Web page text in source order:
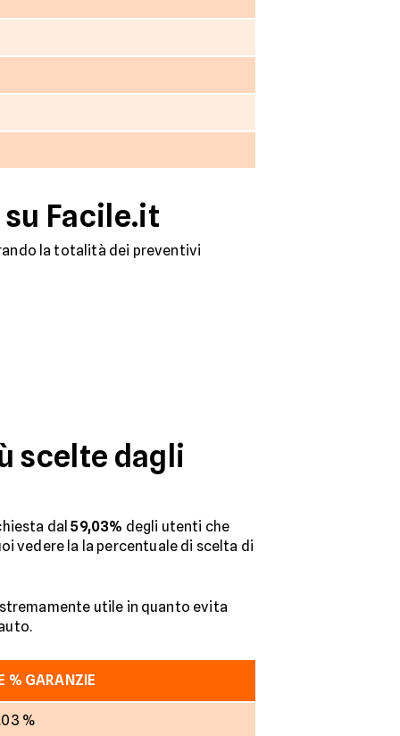
Facile.it
la totalità dei preventivi
scelte dagli
dal59,03% degli utenti che
vedere la la percentuale di scelta di
utile in quanto evita
% GARANZIE
%